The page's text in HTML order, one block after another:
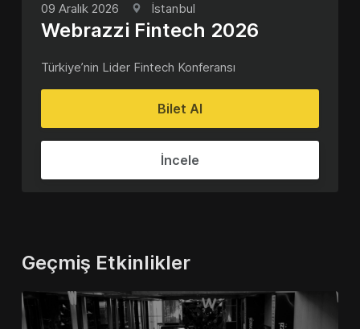
09 Aralık 2026 İstanbul
Webrazzi Fintech 2026
Türkiye’nin Lider Fintech Konferansı
Bilet Al
İncele
Geçmiş Etkinlikler